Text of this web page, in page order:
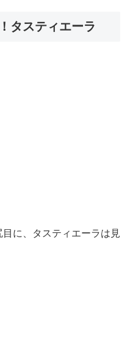
タスティエーラ
に、タスティエーラは見